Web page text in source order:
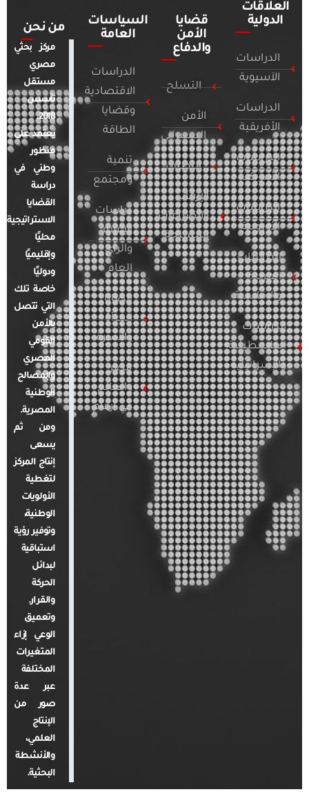
العلاقات
الدولية
الدراسات
الآسيوية
الدراسات
الأفريقية
الدراسات
الأمريكية
الدراسات
الأوروبية
الدراسات
العربية
والإقليمية
الدراسات
الفلسطينية
والإسرائيلية
قضايا
الأمن
والدفاع
التسلح
الأمن
السيبراني
التطرف
الإرهاب
والصراعات
المسلحة
السياسات
العامة
الدراسات
الاقتصادية
وقضايا
الطاقة
تنمية
ومجتمع
دراسات
الإعلام
والرأي
العام
قضايا
المرأة
والأسرة
مصر
والعالم
في أرقام
من نحن
مركز بحثي
مصري
مستقل
تأسس
2018.
يعتمد على
منظور
وطني في
دراسة
القضايا
الاستراتيجية
محليًا
وإقليميًا
ودوليًا
خاصة تلك
التي تتصل
بالأمن
القومي
المصري
والمصالح
الوطنية
المصرية.
ومن ثم
يسعى
إنتاج المركز
لتغطية
الأولويات
الوطنية،
وتوفير رؤية
استباقية
لبدائل
الحركة
والقرار.
وتعميق
الوعي إزاء
المتغيرات
المختلفة
عبر عدة
صور من
الإنتاج
العلمي،
والأنشطة
البحثية.